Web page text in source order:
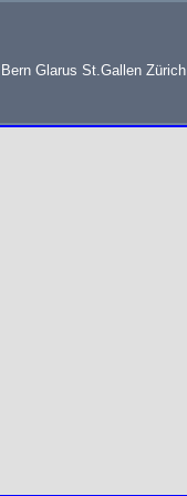
Glarus St.Gallen Zürich